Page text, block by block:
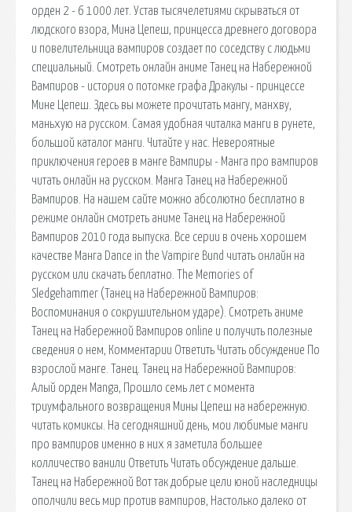
орден 2 - 6 1000 лет. Устав тысячелетиями скрываться от
людского взора, Мина Цепеш, принцесса древнего договора
и повелительница вампиров создает по соседству с людьми
специальный. Смотреть онлайн аниме Танец на Набережной
Вампиров - история о потомке графа Дракулы - принцессе
Мине Цепеш. Здесь вы можете прочитать мангу, манхву,
маньхую на русском. Самая удобная читалка манги в рунете,
большой каталог манги. Читайте у нас. Невероятные
приключения героев в манге Вампиры - Манга про вампиров
читать онлайн на русском. Манга Танец на Набережной
Вампиров. На нашем сайте можно абсолютно бесплатно в
режиме онлайн смотреть аниме Танец на Набережной
Вампиров 2010 года выпуска. Все серии в очень хорошем
качестве Манга Dance in the Vampire Bund читать онлайн на
русском или скачать беплатно. The Memories of
Sledgehammer (Танец на Набережной Вампиров:
Воспоминания о сокрушительном ударе). Смотреть аниме
Танец на Набережной Вампиров online и получить полезные
сведения о нем, Комментарии Ответить Читать обсуждение По
взрослой манге. Танец. Танец на Набережной Вампиров:
Алый орден Manga, Прошло семь лет с момента
триумфального возвращения Мины Цепеш на набережную.
читать комиксы. На сегодняшний день, мои любимые манги
про вампиров именно в них я заметила большее
колличество ванили Ответить Читать обсуждение дальше.
Танец на Набережной Вот так добрые цели юной наследницы
ополчили весь мир против вампиров, Настолько далеко от